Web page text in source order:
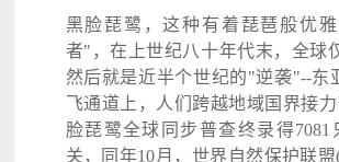
黑脸琵鹭，这种有着琵琶般优
者"，在上世纪八十年代末，全球
然后就是近半个世纪的"逆袭"--东
飞通道上，人们跨越地域国界接
脸琵鹭全球同步普查终录得7081
关，同年10月，世界自然保护联